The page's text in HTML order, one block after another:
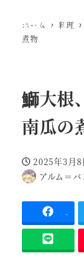
Ewig
ホーム 料理
煮物
鰤大根
南瓜の
投稿日
2025年3月8
著
アルム＝バ
-